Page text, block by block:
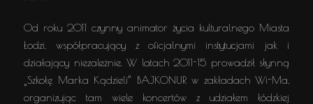
Od roku 2011 czynny animator życia kulturalnego Miasta
Łodzi, współpracujący z oficjalnymi instytucjami jak i
działający niezależnie. W latach 2011-15 prowadził słynną
„Szkołę Marka Kądzieli” BAJKONUR w zakładach Wi-Ma,
organizując tam wiele koncertów z udziałem łódzkiej